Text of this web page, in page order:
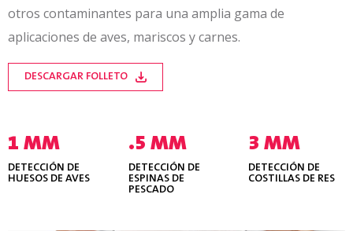
otros contaminantes para una amplia gama de
aplicaciones de aves, mariscos y carnes.
DESCARGAR FOLLETO
1 MM
DETECCIÓN DE
HUESOS DE AVES
.5 MM
DETECCIÓN DE
ESPINAS DE
PESCADO
3 MM
DETECCIÓN DE
COSTILLAS DE RES